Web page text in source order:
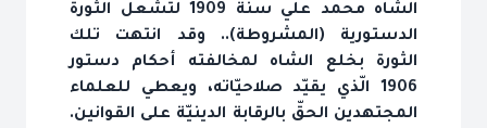
الشاه محمد علي سنة 1909 لتشعل الثورة
الدستورية (المشروطة).. وقد انتهت تلك
الثورة بخلع الشاه لمخالفته أحكام دستور
1906 الّذي يقيّد صلاحيّاته، ويعطي للعلماء
المجتهدين الحقّ بالرقابة الدينيّة على القوانين.